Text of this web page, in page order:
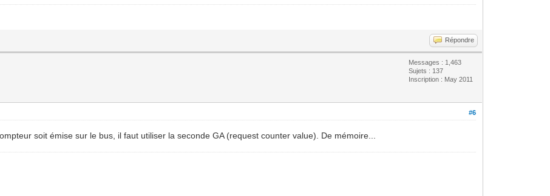
Répondre
Messages : 1,463
Sujets : 137
Inscription : May 2011
#6
soit émise sur le bus, il faut utiliser la seconde GA (request counter value). De mémoire...